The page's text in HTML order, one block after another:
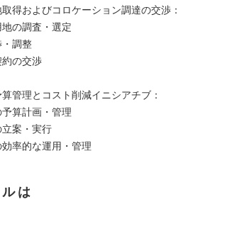
得およびコロケーション調達の交渉：
地の調査・選定
・調整
約の交渉
管理とコスト削減イニシアチブ：
予算計画・管理
立案・実行
効率的な運用・管理
は